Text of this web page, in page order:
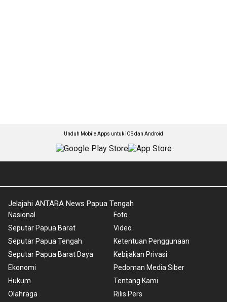
Unduh Mobile Apps untuk iOS dan Android
Jelajahi ANTARA News Papua Tengah
Nasional
Seputar Papua Barat
Seputar Papua Tengah
Seputar Papua Barat Daya
Ekonomi
Hukum
Olahraga
Foto
Video
Ketentuan Penggunaan
Kebijakan Privasi
Pedoman Media Siber
Tentang Kami
Rilis Pers